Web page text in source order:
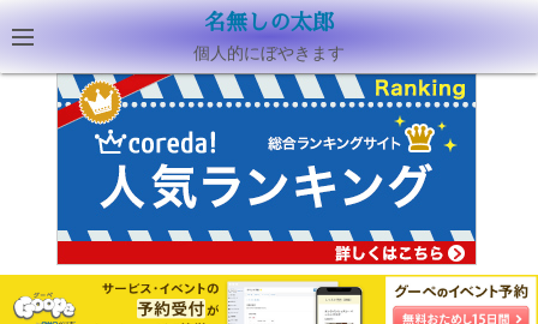
名無しの太郎
個人的にぼやきます